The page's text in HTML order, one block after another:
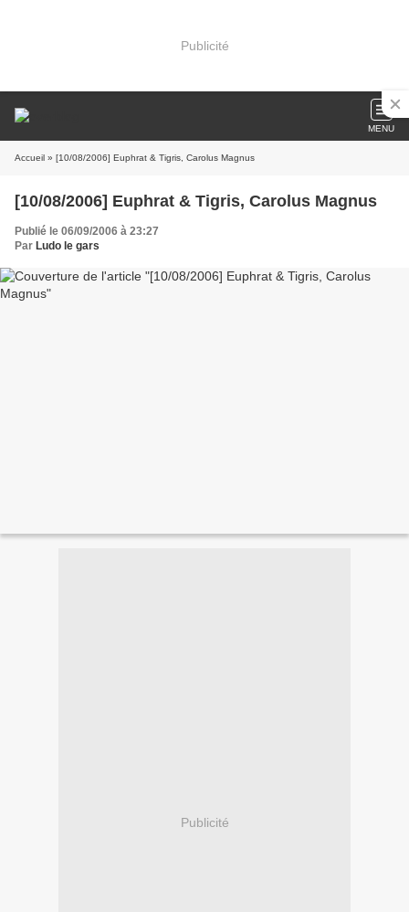
Publicité
MENU
Accueil » [10/08/2006] Euphrat & Tigris, Carolus Magnus
[10/08/2006] Euphrat & Tigris, Carolus Magnus
Publié le 06/09/2006 à 23:27
Par Ludo le gars
Publicité